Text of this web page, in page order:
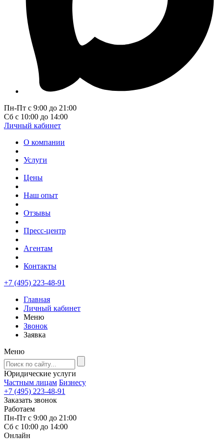
Пн-Пт с 9:00 до 21:00
Сб с 10:00 до 14:00
Личный кабинет
О компании
Услуги
Цены
Наш опыт
Отзывы
Пресс-центр
Агентам
Контакты
+7 (495) 223-48-91
Главная
Личный кабинет
Меню
Звонок
Заявка
Меню
Юридические услуги
Частным лицам Бизнесу
+7 (495) 223-48-91
Заказать звонок
Работаем
Пн-Пт с 9:00 до 21:00
Сб с 10:00 до 14:00
Онлайн